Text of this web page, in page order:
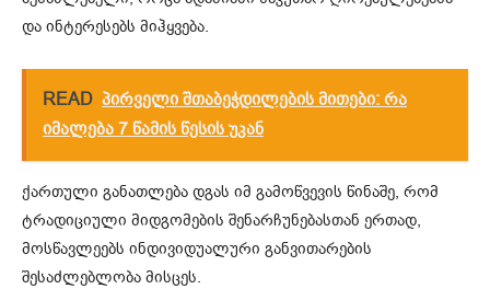
და ინტერესებს მიჰყვება.
READ პირველი შთაბეჭდილების მითები: რა
იმალება 7 წამის წესის უკან
ქართული განათლება დგას იმ გამოწვევის წინაშე, რომ
ტრადიციული მიდგომების შენარჩუნებასთან ერთად,
მოსწავლეებს ინდივიდუალური განვითარების
შესაძლებლობა მისცეს.